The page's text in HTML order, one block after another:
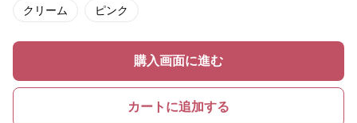
クリーム ピンク
購入画面に進む
カートに追加する